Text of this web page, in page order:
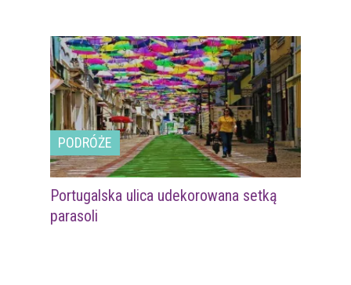
PODRÓŻE
Portugalska ulica udekorowana setką
parasoli